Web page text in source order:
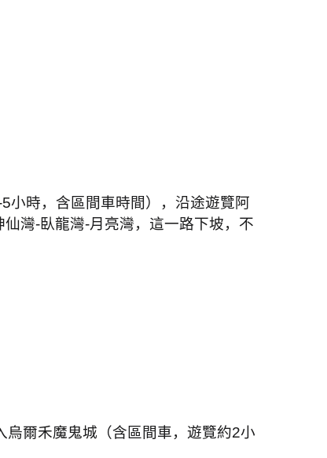
小時，含區間車時間），沿途遊覽阿
仙灣-臥龍灣-月亮灣，這一路下坡，不
爾禾魔鬼城（含區間車，遊覽約2小